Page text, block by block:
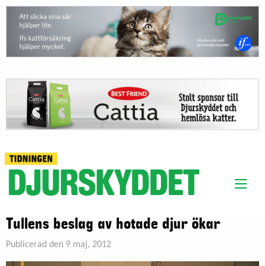
Tullens beslag av hotade djur ökar
Publicerad den 9 maj, 2012